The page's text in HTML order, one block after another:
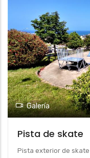
Galería
Pista de skate
Pista exterior de